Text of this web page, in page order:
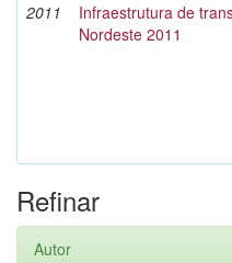
2011
Infraestrutura de
Nordeste 2011
Refinar
Autor